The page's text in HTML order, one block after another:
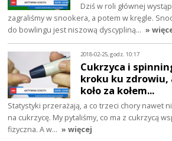
Dziś w roli głównej
zagraliśmy w snookera, a potem w kręgle.
do bowlingu jest niszową dyscypliną… »
2018-02-25, godz. 10:17
Cukrzyca i
kroku ku zdrowiu,
koło za kołem...
Statystyki przerażają, a co trzeci chory nawet
na cukrzycę. My pytaliśmy, co ma z cukrzycą
fizyczna. A w… » więcej